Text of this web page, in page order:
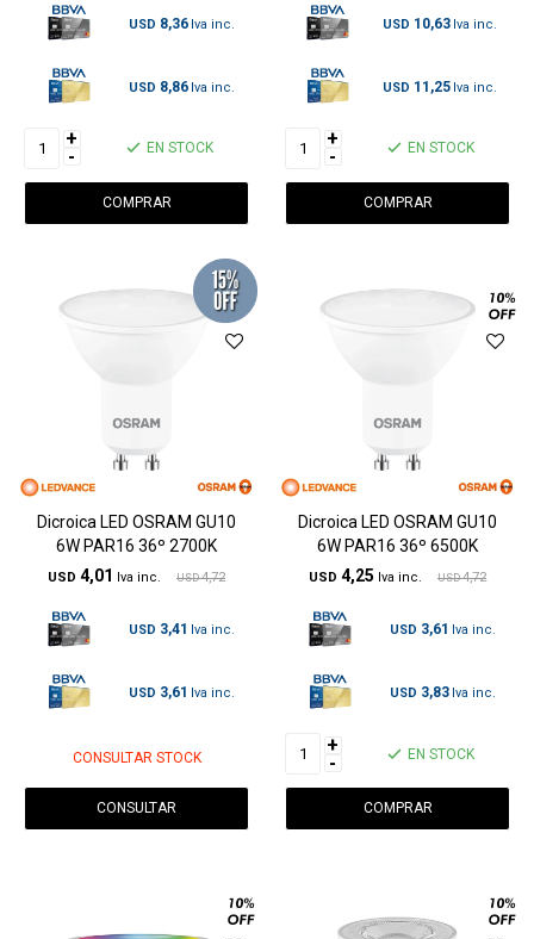
USD 8,36
USD 8,86
+
- EN STOCK
USD 10,63
USD 11,25
+
- EN STOCK
Dicroica LED OSRAM GU10
6W PAR16 36º 2700K
USD 4,01 USD 4,72
USD 3,41
USD 3,61
CONSULTAR STOCK
CONSULTAR
Dicroica LED OSRAM GU10
6W PAR16 36º 6500K
USD 4,25 USD 4,72
USD 3,61
USD 3,83
+
- EN STOCK